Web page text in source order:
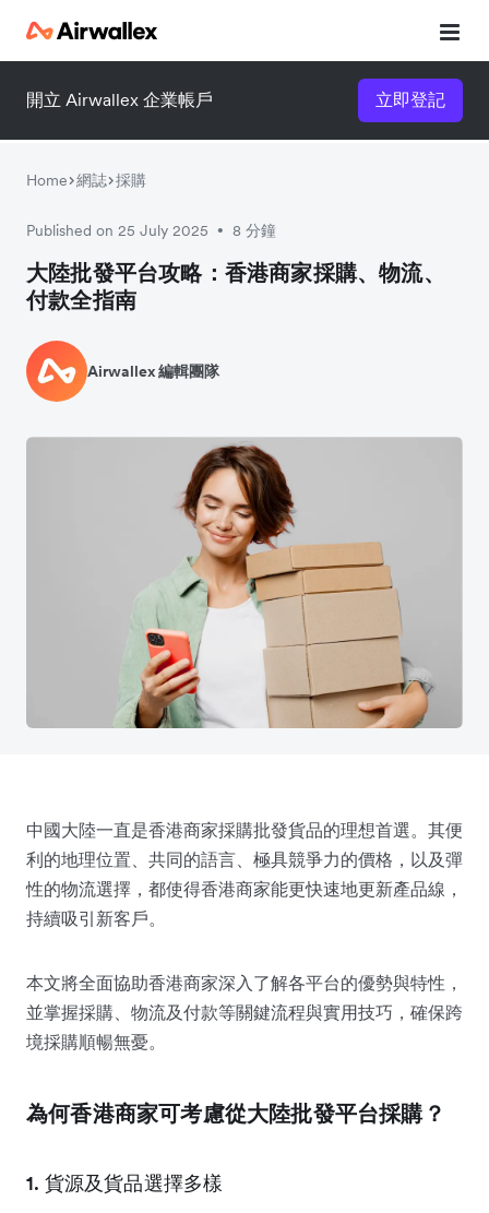
開立 Airwallex 企業帳戶 立即登記
Home 網誌 採購
Published on 25 July 2025 • 8 分鐘
大陸批發平台攻略：香港商家採購、物流、
付款全指南
Airwallex 編輯團隊
中國大陸一直是香港商家採購批發貨品的理想首選。其便
利的地理位置、共同的語言、極具競爭力的價格，以及彈
性的物流選擇，都使得香港商家能更快速地更新產品線，
持續吸引新客戶。
本文將全面協助香港商家深入了解各平台的優勢與特性，
並掌握採購、物流及付款等關鍵流程與實用技巧，確保跨
境採購順暢無憂。
為何香港商家可考慮從大陸批發平台採購？
1. 貨源及貨品選擇多樣
立即觀看 3 分鐘體驗短片
請填寫資料以觀體驗短片：